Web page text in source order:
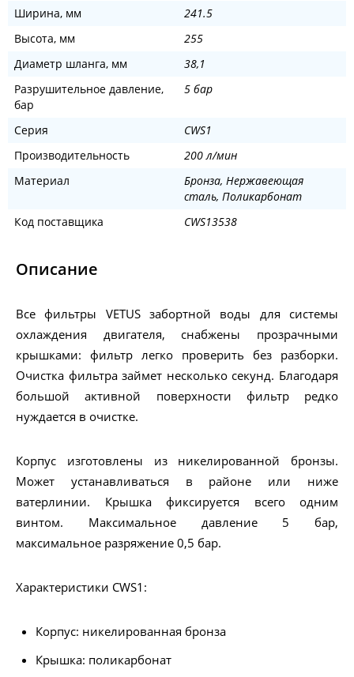
Ширина, мм
241.5
Высота, мм
255
Диаметр шланга, мм
38,1
Разрушительное давление,
бар
5 бар
Серия
CWS1
Производительность
200 л/мин
Материал
Бронза, Нержавеющая
сталь, Поликарбонат
Код поставщика
CWS13538
Описание
Все фильтры VETUS забортной воды для системы
охлаждения двигателя, снабжены прозрачными
крышками: фильтр легко проверить без разборки.
Очистка фильтра займет несколько секунд. Благодаря
большой активной поверхности фильтр редко
нуждается в очистке.
Корпус изготовлены из никелированной бронзы.
Может устанавливаться в районе или ниже
ватерлинии. Крышка фиксируется всего одним
винтом. Максимальное давление 5 бар,
максимальное разряжение 0,5 бар.
Характеристики CWS1:
Корпус: никелированная бронза
Крышка: поликарбонат